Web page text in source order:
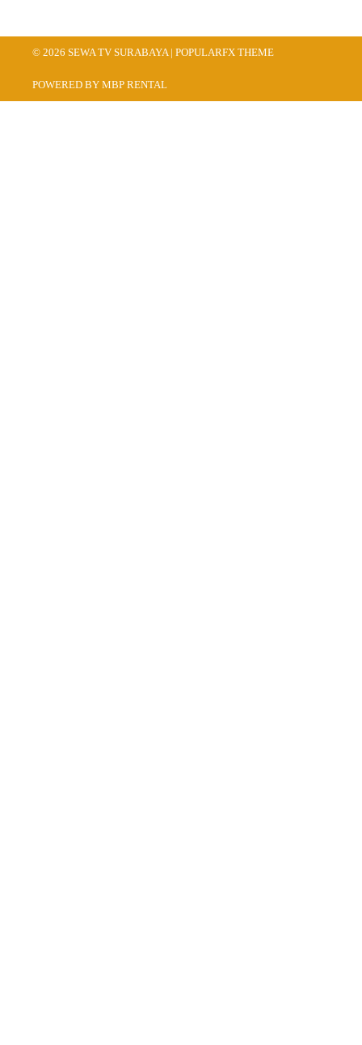
© 2026 SEWA TV SURABAYA | POPULARFX THEME
POWERED BY MBP RENTAL